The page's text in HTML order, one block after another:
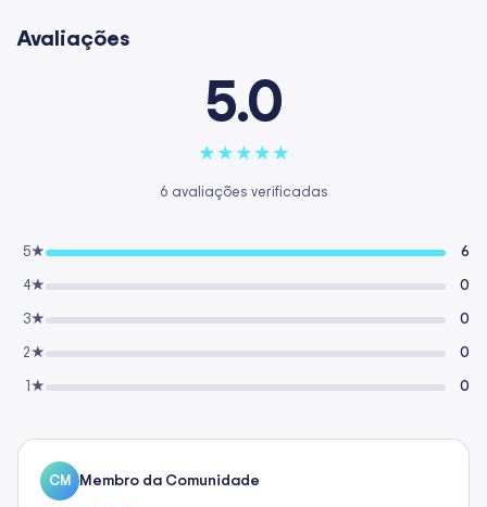
Avaliações
5.0
★ ★ ★ ★ ★
6 avaliações verificadas
5★ 6
4★ 0
3★ 0
2★ 0
1★ 0
CM Membro da Comunidade